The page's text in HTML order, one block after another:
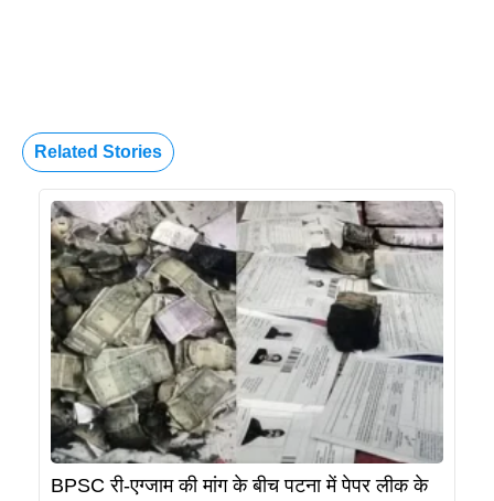
Related Stories
BPSC री-एग्जाम की मांग के बीच पटना में पेपर लीक के